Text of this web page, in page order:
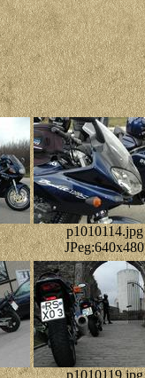
p1010114.jpg
JPeg:640x480
p1010119.jpg